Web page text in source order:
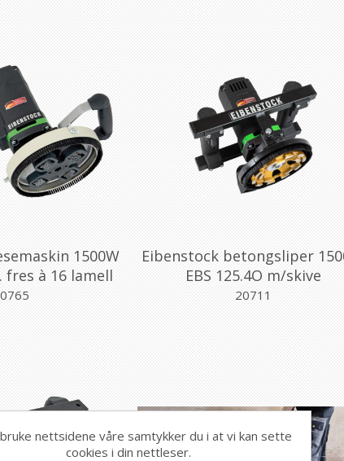
1500W
fres à 16 lamell
Eibenstock betongsliper
EBS 125.4O m/skive
20711
nettsidene våre samtykker du i at vi kan sette
cookies i din nettleser.